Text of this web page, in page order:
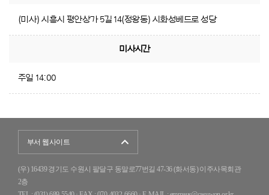
(미사) 시흥시 평안상가 5길 14(정왕동) 시화성베드로 성당
미사시간
주일 14:00
부서 웹사이트
(우) 16439 경기도 수원시 팔달구 동말로77번길 47-36 (화서동) 이주사목회관
2층